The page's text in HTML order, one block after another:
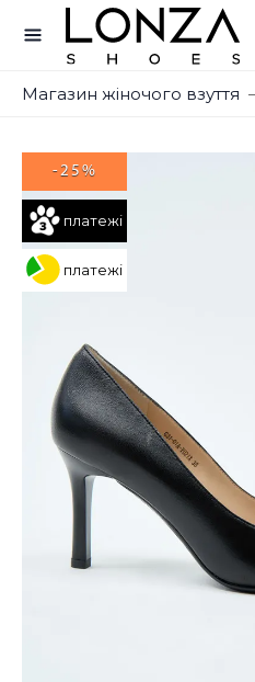
Магазин жіночого взуття
платежі
платежі
-25%